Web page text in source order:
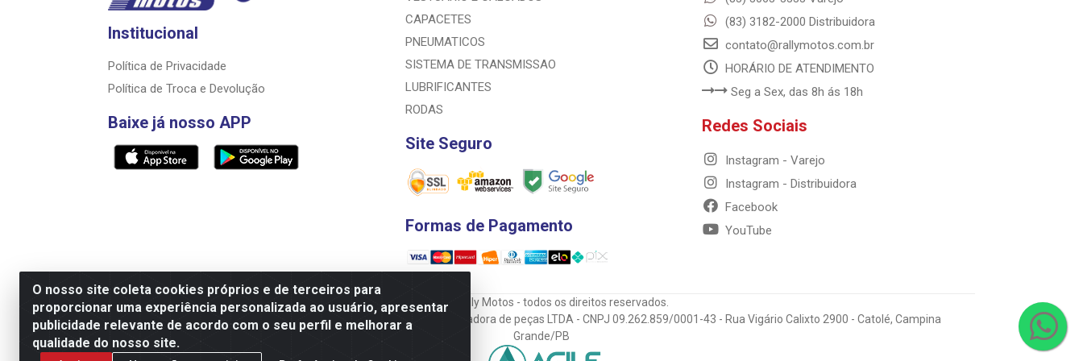
O nosso site coleta cookies próprios e de terceiros para
proporcionar uma experiência personalizada ao usuário, apresentar
publicidade relevante de acordo com o seu perfil e melhorar a
qualidade do nosso site.
Institucional
Política de Privacidade
Política de Troca e Devolução
Baixe já nosso APP
CAPACETES
PNEUMATICOS
SISTEMA DE TRANSMISSAO
LUBRIFICANTES
RODAS
Site Seguro
Formas de Pagamento
(83) 3182-2000 Distribuidora
contato@rallymotos.com.br
HORÁRIO DE ATENDIMENTO
Seg a Sex, das 8h ás 18h
Redes Sociais
Instagram - Varejo
Instagram - Distribuidora
Facebook
YouTube
© 2023 Rally Motos - todos os direitos reservados.
Razão Social: Rally motos distribuidora, importadora e transportadora de peças LTDA - CNPJ 09.262.859/0001-43 - Rua Vigário Calixto 2900 - Catolé, Campina
Grande/PB